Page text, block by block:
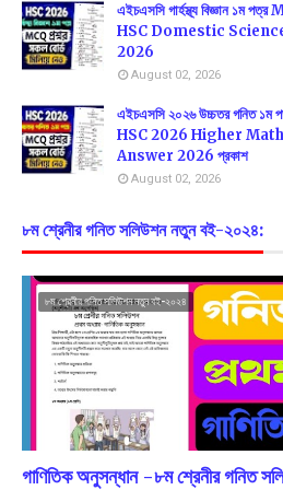
এইচএসসি গার্হস্থ্য বিজ্ঞান ১ম
HSC Domestic
2026
August 02, 2026
এইচএসসি ২০২৬ উচ্চতর গনিত
HSC 2026 Higher
Answer 2026 প্রকাশ
August 02, 2026
৮ম শ্রেনীর গনিত সলিউশন নতুন বই-২০২৪:
৮ম শ্রেনীর গনিত সলিউশন নতুন বই-২০২৪
গাণিতিক অনুসন্ধান -৮ম শ্রেনীর গনিত